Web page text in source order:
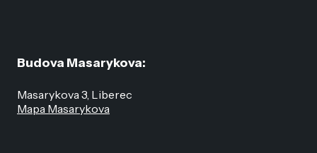
Budova Masarykova:
Masarykova 3, Liberec
Mapa Masarykova